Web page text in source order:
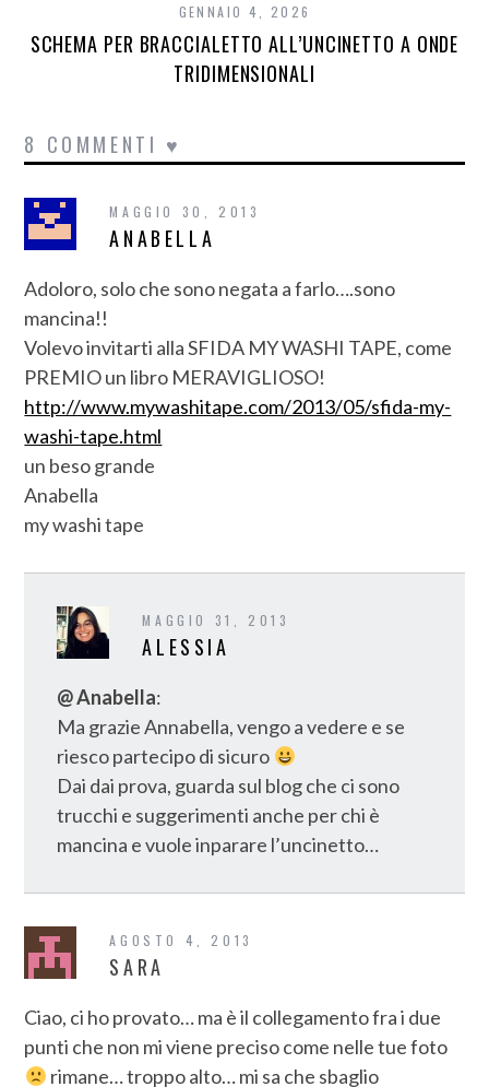
GENNAIO 4, 2026
SCHEMA PER BRACCIALETTO ALL’UNCINETTO A ONDE
TRIDIMENSIONALI
8 COMMENTI ♥
MAGGIO 30, 2013
ANABELLA
Adoloro, solo che sono negata a farlo….sono
mancina!!
Volevo invitarti alla SFIDA MY WASHI TAPE, come
PREMIO un libro MERAVIGLIOSO!
http://www.mywashitape.com/2013/05/sfida-my-
washi-tape.html
un beso grande
Anabella
my washi tape
MAGGIO 31, 2013
ALESSIA
@ Anabella:
Ma grazie Annabella, vengo a vedere e se
riesco partecipo di sicuro
Dai dai prova, guarda sul blog che ci sono
trucchi e suggerimenti anche per chi è
mancina e vuole inparare l’uncinetto…
AGOSTO 4, 2013
SARA
Ciao, ci ho provato… ma è il collegamento fra i due
punti che non mi viene preciso come nelle tue foto
rimane… troppo alto… mi sa che sbaglio